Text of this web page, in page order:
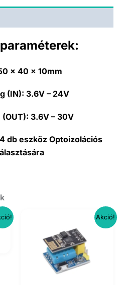
x 40 x 10mm
(IN): 3.6V – 24V
3.6V – 30V
db eszköz Optoizolációs
Akció!